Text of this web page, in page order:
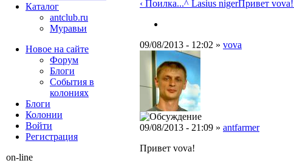
‹ Поилка...^ Lasius nigerПривет
09/08/2013 - 12:02 » vova
09/08/2013 - 21:09 » antfarmer
Привет vova!
Каталог
antclub.ru
Муравьи
Новое на сайте
Форум
Блоги
События в
колониях
Блоги
Колонии
Войти
Peгиcтpaция
on-line